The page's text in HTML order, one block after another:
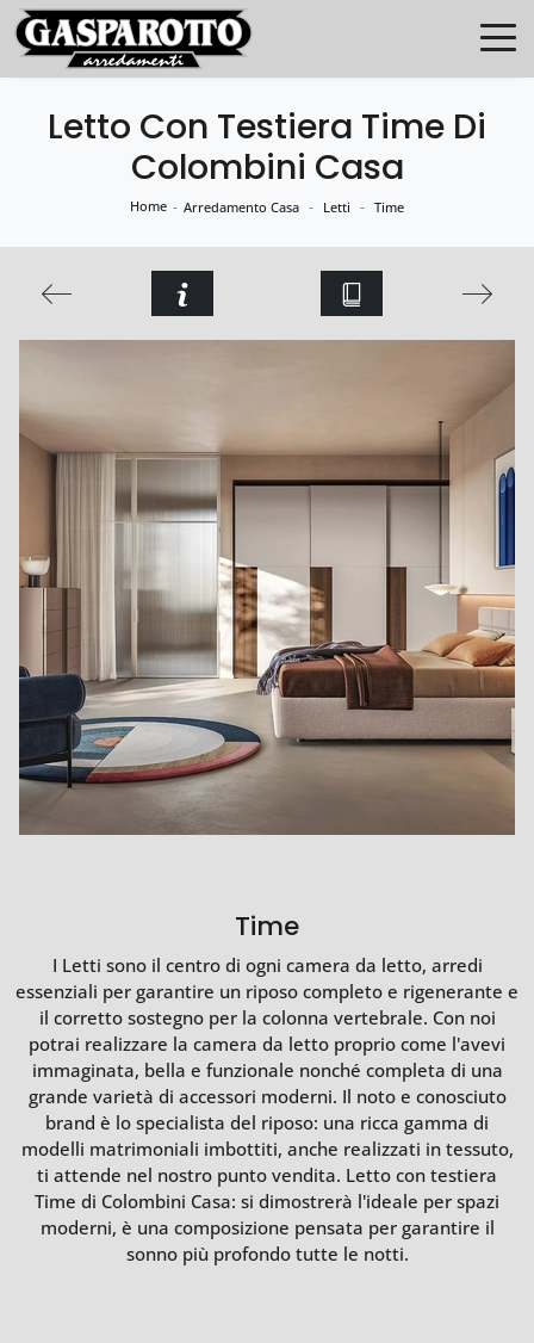
Letto Con Testiera Time Di
Colombini Casa
Home - Arredamento Casa - Letti - Time
Time
I Letti sono il centro di ogni camera da letto, arredi
essenziali per garantire un riposo completo e rigenerante e
il corretto sostegno per la colonna vertebrale. Con noi
potrai realizzare la camera da letto proprio come l'avevi
immaginata, bella e funzionale nonché completa di una
grande varietà di accessori moderni. Il noto e conosciuto
brand è lo specialista del riposo: una ricca gamma di
modelli matrimoniali imbottiti, anche realizzati in tessuto,
ti attende nel nostro punto vendita. Letto con testiera
Time di Colombini Casa: si dimostrerà l'ideale per spazi
moderni, è una composizione pensata per garantire il
sonno più profondo tutte le notti.